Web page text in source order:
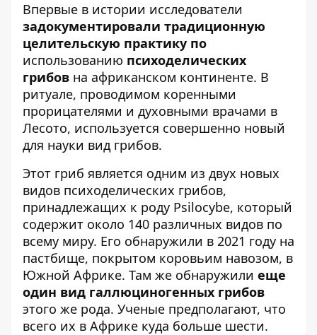
Впервые в истории исследователи
задокументировали традиционную
целительскую практику по
использованию психоделических
грибов на африканском континенте. В
ритуале, проводимом коренными
прорицателями и духовными врачами в
Лесото, используется совершенно новый
для науки вид грибов.
Этот гриб является одним из двух новых
видов психоделических грибов,
принадлежащих к роду Psilocybe, который
содержит около 140 различных видов по
всему миру. Его обнаружили в 2021 году на
пастбище, покрытом коровьим навозом, в
Южной Африке. Там же обнаружили еще
один вид галлюциногенных грибов
этого же рода. Ученые предполагают, что
всего их в Африке куда больше шести.